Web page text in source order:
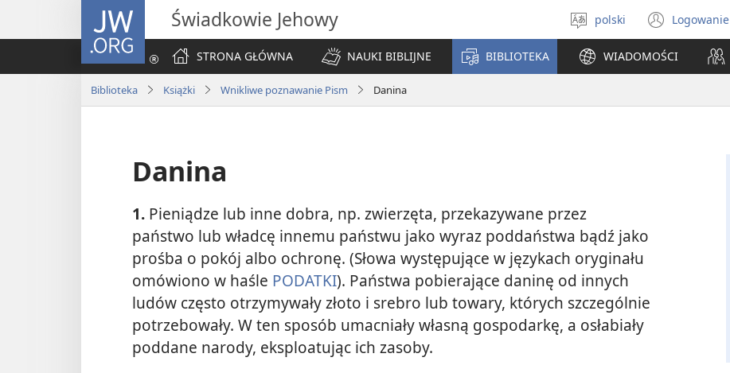
JW.ORG Świadkowie Jehowy
Wybór
języka
polski Logowanie
(opens
new
window)
STRONA GŁÓWNA
NAUKI BIBLIJNE BIBLIOTEKA WIADOMOŚCI
Biblioteka Książki Wnikliwe poznawanie Pism Danina
Danina
1. Pieniądze lub inne dobra, np. zwierzęta, przekazywane przez
państwo lub władcę innemu państwu jako wyraz poddaństwa bądź jako
prośba o pokój albo ochronę. (Słowa występujące w językach oryginału
omówiono w haśle PODATKI). Państwa pobierające daninę od innych
ludów często otrzymywały złoto i srebro lub towary, których szczególnie
potrzebowały. W ten sposób umacniały własną gospodarkę, a osłabiały
poddane narody, eksploatując ich zasoby.